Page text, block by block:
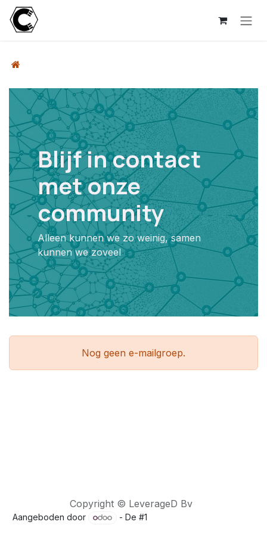
Overslaan naar inhoud
Blijf in contact
met onze
community
Alleen kunnen we zo weinig, samen
kunnen we zoveel
Nog geen e-mailgroep.
Copyright © LeverageD Bv
Aangeboden door - De #1